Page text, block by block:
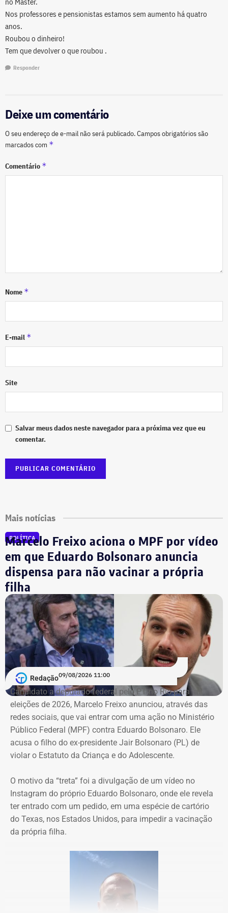
Nos professores e pensionistas estamos sem aumento há quatro
anos.
Roubou o dinheiro!
Tem que devolver o que roubou .
Responder
Deixe um comentário
O seu endereço de e-mail não será publicado.Campos obrigatórios são
marcados com *
Comentário *
Nome *
E-mail *
Site
Salvar meus dados neste navegador para a próxima vez que eu
comentar.
Mais notícias
POLÍTICA
Marcelo Freixo aciona o MPF por vídeo
em que Eduardo Bolsonaro anuncia
dispensa para não vacinar a própria
filha
Redação09/08/2026 11:00
Candidato a deputado federal pelo PT no Rio para as
eleições de 2026, Marcelo Freixo anunciou, através das
redes sociais, que vai entrar com uma ação no Ministério
Público Federal (MPF) contra Eduardo Bolsonaro. Ele
acusa o filho do ex-presidente Jair Bolsonaro (PL) de
violar o Estatuto da Criança e do Adolescente.
O motivo da “treta” foi a divulgação de um vídeo no
Instagram do próprio Eduardo Bolsonaro, onde ele revela
ter entrado com um pedido, em uma espécie de cartório
do Texas, nos Estados Unidos, para impedir a vacinação
da própria filha.